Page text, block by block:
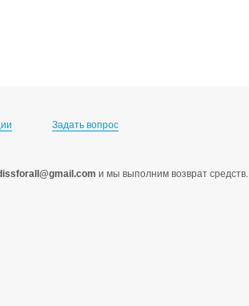
Задать вопрос
и мы выполним возврат средств.